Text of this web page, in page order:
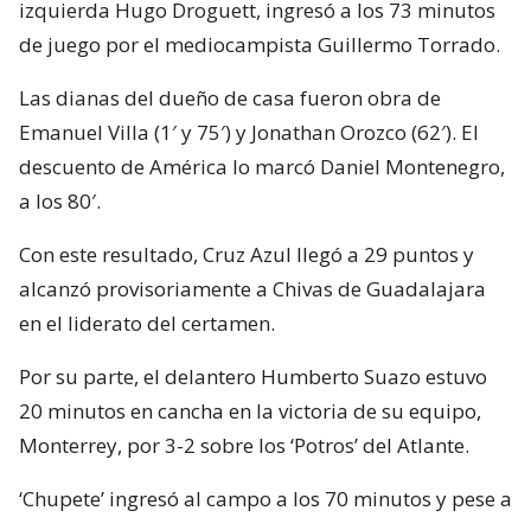
izquierda Hugo Droguett, ingresó a los 73 minutos
de juego por el mediocampista Guillermo Torrado.
Las dianas del dueño de casa fueron obra de
Emanuel Villa (1′ y 75′) y Jonathan Orozco (62′). El
descuento de América lo marcó Daniel Montenegro,
a los 80′.
Con este resultado, Cruz Azul llegó a 29 puntos y
alcanzó provisoriamente a Chivas de Guadalajara
en el liderato del certamen.
Por su parte, el delantero Humberto Suazo estuvo
20 minutos en cancha en la victoria de su equipo,
Monterrey, por 3-2 sobre los ‘Potros’ del Atlante.
‘Chupete’ ingresó al campo a los 70 minutos y pese a